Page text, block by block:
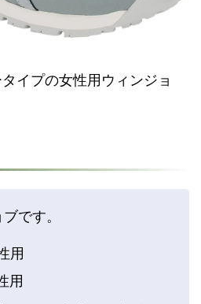
イプの女性用ウィンジョ
です。
用
用